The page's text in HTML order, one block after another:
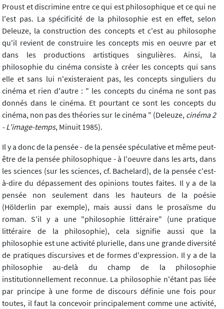
Proust et discrimine entre ce qui est philosophique et ce qui ne
l'est pas. La spécificité de la philosophie est en effet, selon
Deleuze, la construction des concepts et c'est au philosophe
qu'il revient de construire les concepts mis en oeuvre par et
dans les productions artistiques singulières. Ainsi, la
philosophie du cinéma consiste à créer les concepts qui sans
elle et sans lui n'existeraient pas, les concepts singuliers du
cinéma et rien d'autre : " les concepts du cinéma ne sont pas
donnés dans le cinéma. Et pourtant ce sont les concepts du
cinéma, non pas des théories sur le cinéma " (Deleuze, cinéma 2
- L'image-temps, Minuit 1985).
Il y a donc de la pensée - de la pensée spéculative et même peut-
être de la pensée philosophique - à l'oeuvre dans les arts, dans
les sciences (sur les sciences, cf. Bachelard), de la pensée c'est-
à-dire du dépassement des opinions toutes faites. Il y a de la
pensée non seulement dans les hauteurs de la poésie
(Hölderlin par exemple), mais aussi dans le prosaïsme du
roman. S'il y a une "philosophie littéraire" (une pratique
littéraire de la philosophie), cela signifie aussi que la
philosophie est une activité plurielle, dans une grande diversité
de pratiques discursives et de formes d'expression. Il y a de la
philosophie au-delà du champ de la philosophie
institutionnellement reconnue. La philosophie n'étant pas liée
par principe à une forme de discours définie une fois pour
toutes, il faut la concevoir principalement comme une activité,